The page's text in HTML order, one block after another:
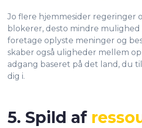
Jo flere hjemmesider regeringer
blokerer, desto mindre
foretage oplyste meninger og
skaber også uligheder mellem
adgang baseret på det land, du
dig i.
5. Spild af